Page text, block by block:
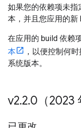
如果您的依赖项未指
本，并且您应用的新
在应用的 build 依赖
本
，以便控制何
系统版本。
v2.2.0（2023